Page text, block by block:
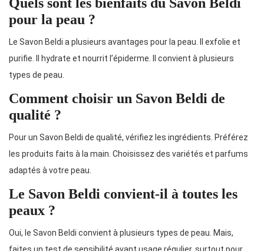
pour la peau ?
Le Savon Beldi a plusieurs avantages pour la peau. Il exfolie et
purifie. Il hydrate et nourrit l’épiderme. Il convient à plusieurs
types de peau.
Comment choisir un Savon Beldi de
qualité ?
Pour un Savon Beldi de qualité, vérifiez les ingrédients. Préférez
les produits faits à la main. Choisissez des variétés et parfums
adaptés à votre peau.
Le Savon Beldi convient-il à toutes les
peaux ?
Oui, le Savon Beldi convient à plusieurs types de peau. Mais,